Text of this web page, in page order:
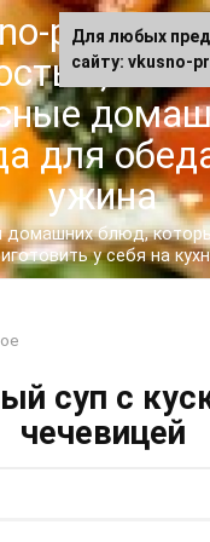
для
ужина
домашних блюд,
у себя на
суп с
чечевицей
Для любых
сайту: vkusno-